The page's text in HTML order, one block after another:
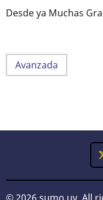
Desde ya Muchas
Avanzada